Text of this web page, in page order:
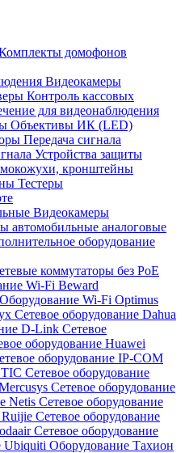
домофонов
Видеокамеры
Контроль кассовых
для видеонаблюдения
Объективы ИК (LED)
Передача сигнала
Устройства защиты
кронштейны
Тестеры
Видеокамеры
автомобильные аналоговые
оборудование
коммутаторы без РоЕ
Wi-Fi Beward
Оборудование Wi-Fi Optimus
Сетевое оборудование Dahua
D-Link Сетевое
оборудование Huawei
оборудование IP-COM
Сетевое оборудование
Сетевое оборудование
Netis Сетевое оборудование
Ruijie Сетевое оборудование
Сетевое оборудование
Ubiquiti Оборудование Тахион